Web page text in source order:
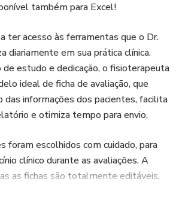
também para Excel!
ter acesso às ferramentas que o Dr.
diariamente em sua prática clínica.
estudo e dedicação, o fisioterapeuta
ideal de ficha de avaliação, que
das informações dos pacientes, facilita
e otimiza tempo para envio.
foram escolhidos com cuidado, para
clínico durante as avaliações. A
as fichas são totalmente editáveis,